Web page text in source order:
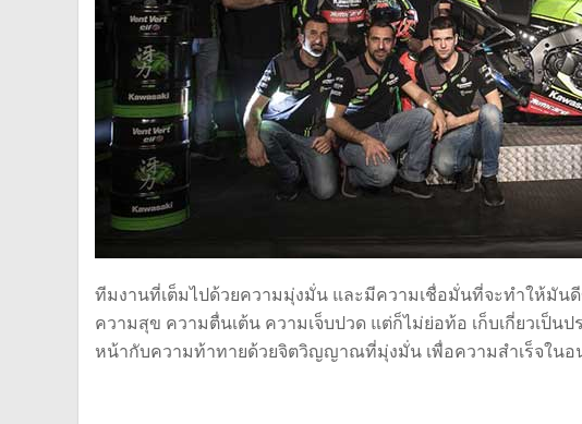
ทีมงานที่เต็มไปด้วยความมุ่งมั่น และมีความเชื่อมั่นที่จะทำให้มัน
ความสุข ความตื่นเต้น ความเจ็บปวด แต่ก็ไม่ย่อท้อ เก็บเกี่ยวเป็
หน้ากับความท้าทายด้วยจิตวิญญาณที่มุ่งมั่น เพื่อความสำเร็จใน